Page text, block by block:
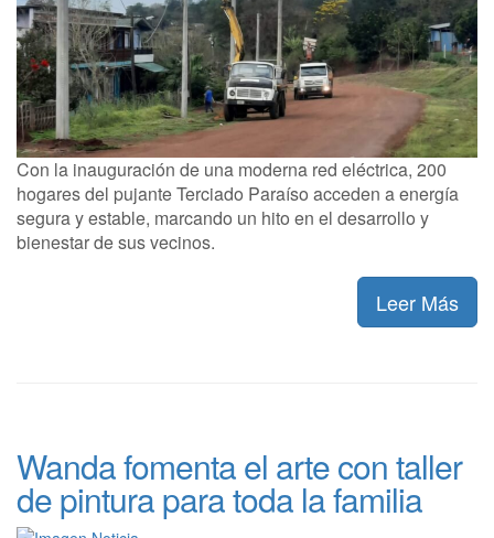
Con la inauguración de una moderna red eléctrica, 200
hogares del pujante Terciado Paraíso acceden a energía
segura y estable, marcando un hito en el desarrollo y
bienestar de sus vecinos.
Leer Más
Wanda fomenta el arte con taller
de pintura para toda la familia